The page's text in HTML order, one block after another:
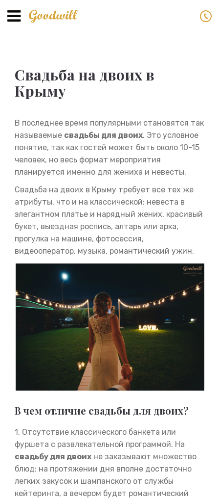
Toggle
Свадьба на двоих в
Крыму
В последнее время популярными становятся так
называемые свадьбы для двоих. Это условное
понятие, так как гостей может быть около 10-15
человек, но весь формат мероприятия
планируется именно для жениха и невесты.
Свадьба на двоих в Крыму требует все тех же
атрибуты, что и на классической: невеста в
элегантном платье и нарядный жених, красивый
букет, выездная роспись, алтарь или арка,
прогулка на машине, фотосессия,
видеооператор, музыка, романтический ужин.
В чем отличие свадьбы для двоих?
1. Отсутствие классического банкета или
фуршета с развлекательной программой. На
свадьбу для двоих не заказывают множество
блюд: на протяжении дня вполне достаточно
легких закусок и шампанского от службы
кейтеринга, а вечером будет романтический